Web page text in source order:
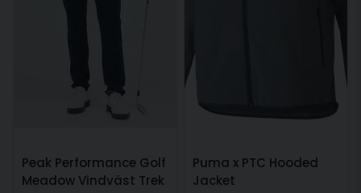
Peak Performance Golf
Meadow Vindväst Trek
Puma x PTC Hooded
Jacket